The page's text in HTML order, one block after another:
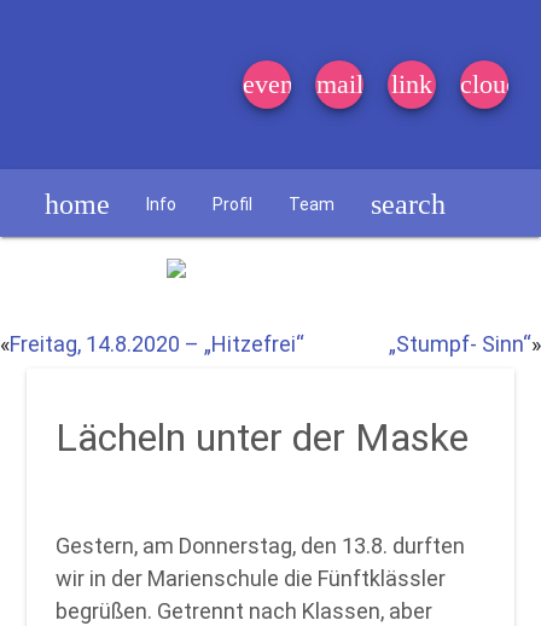
event_note
mail link cloud
home Info Profil Team search
«Freitag, 14.8.2020 – „Hitzefrei“ „Stumpf- Sinn“»
Lächeln unter der Maske
Gestern, am Donnerstag, den 13.8. durften
wir in der Marienschule die Fünftklässler
begrüßen. Getrennt nach Klassen, aber